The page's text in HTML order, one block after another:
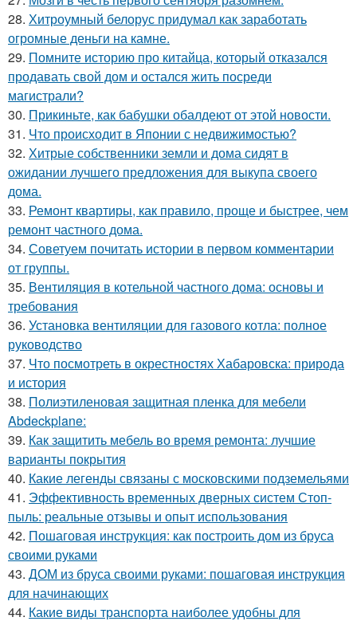
28. Хитроумный белорус придумал как заработать
огромные деньги на камне.
29. Помните историю про китайца, который отказался
продавать свой дом и остался жить посреди
магистрали?
30. Прикиньте, как бабушки обалдеют от этой новости.
31. Что происходит в Японии с недвижимостью?
32. Хитрые собственники земли и дома сидят в
ожидании лучшего предложения для выкупа своего
дома.
33. Ремонт квартиры, как правило, проще и быстрее, чем
ремонт частного дома.
34. Советуем почитать истории в первом комментарии
от группы.
35. Вентиляция в котельной частного дома: основы и
требования
36. Установка вентиляции для газового котла: полное
руководство
37. Что посмотреть в окрестностях Хабаровска: природа
и история
38. Полиэтиленовая защитная пленка для мебели
Abdeckplane:
39. Как защитить мебель во время ремонта: лучшие
варианты покрытия
40. Какие легенды связаны с московскими подземельями
41. Эффективность временных дверных систем Стоп-
пыль: реальные отзывы и опыт использования
42. Пошаговая инструкция: как построить дом из бруса
своими руками
43. ДОМ из бруса своими руками: пошаговая инструкция
для начинающих
44. Какие виды транспорта наиболее удобны для